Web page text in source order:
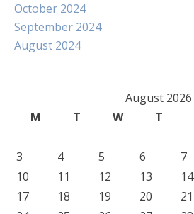
October 2024
September 2024
August 2024
August 2026
M
T W T
3
4 5 6 7
10
11 12 13 14
17
18 19 20 21